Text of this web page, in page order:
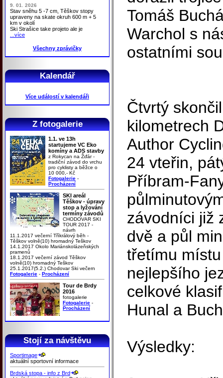
9. 01. 2026
Stav sněhu 5 -7 cm, Těškov stopy
upraveny na skate okruh 600 m + 5
km v okolí
Ski Strašice take projeto ale je
...více
Všechny zprávičky
Kalendář
Více událostí v kalendáři
Z fotogalerie
1.1. ve 13h
startujeme VC Eko
komíny a ADS stavby
z Rokycan na Žďár -
tradiční závod do vrchu
pro cyklisty a běžce o
10 000,- Kč
Fotogalerie -
Procházení
SKI areál
Těškov - úpravy
stop a lyžování
termíny závodů
CHODOVAR SKI
TOUR 2017 -
návrh
11.1.2017 večerní Tříkrálový běh -
Těškov volně(10) hromadný Teškov
14.1.2017 Okolo Mariánskolázeňských
pramenů
18.1.2017 večerní závod Těškov
volně(10) hromadný Teškov
25.1.2017(5.2.) Chodovar Ski večern
Fotogalerie - Procházení
Tour de Brdy
2016
fotogalerie
Fotogalerie -
Procházení
Stojí za návštěvu
Sportimage
aktuální sportovní informace
Brdská stopa - info z Brd
Tomáš
Warchol s
ostatními
Čtvrtý
kilometrech
Author
24 vteřin,
Příbram-
závodníci již
dvě a půl
třetímu
nejlepšího
celkové
Hunal a
Výsledky: